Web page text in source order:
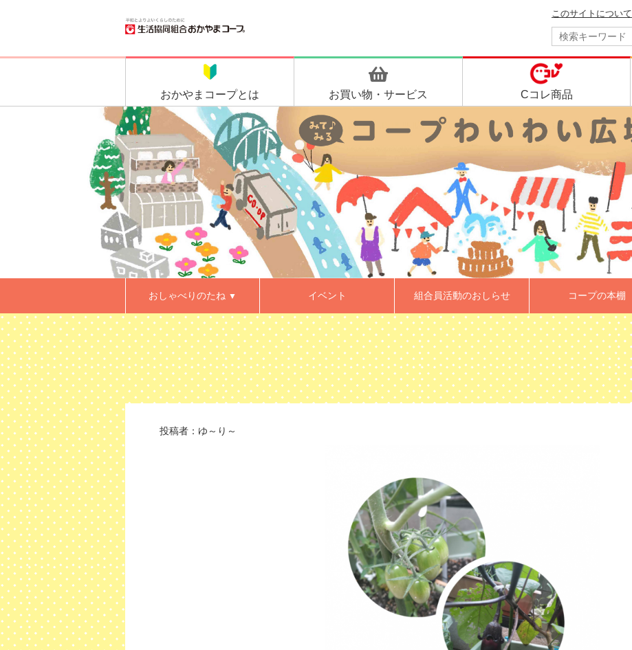
このサイトについて
おかやま コープとは お買い物・ サービス Cコレ商品
おしゃべりのたね ▼ イベント 組合員活動のおしらせ コープの本棚
投稿者： ゆ～り～